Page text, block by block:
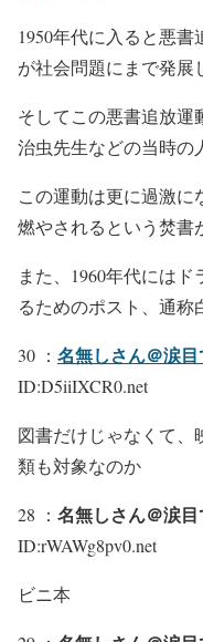
1950年代に入ると悪書
が社会問題にまで発展
そしてこの悪書追放運
治虫先生などの当時の
この運動は更に過激
燃やされるという焚書
また、1960年代には
るためのポスト、通称
30 ： 名無しさん＠涙目
ID:D5iiIXCR0.net
図書だけじゃなくて、
類も対象なのか
28 ： 名無しさん＠涙目
ID:rWAWg8pv0.net
ビニ本